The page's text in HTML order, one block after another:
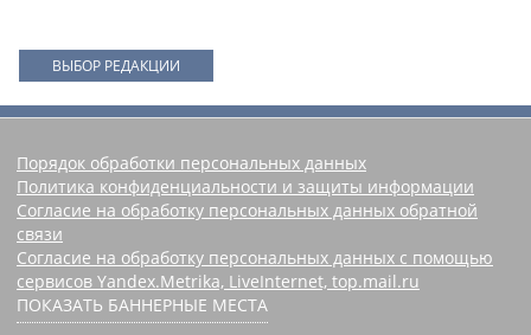
ВЫБОР РЕДАКЦИИ
Порядок обработки персональных данных
Политика конфиденциальности и защиты информации
Согласие на обработку персональных данных обратной
связи
Согласие на обработку персональных данных с помощью
сервисов Yandex.Metrika, LiveInternet, top.mail.ru
ПОКАЗАТЬ БАННЕРНЫЕ МЕСТА